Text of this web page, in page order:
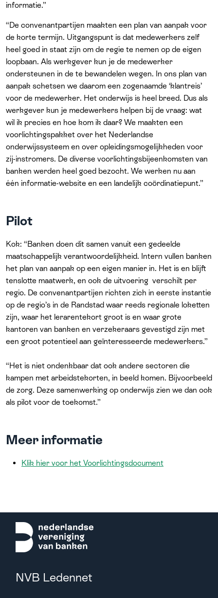
informatie.”
“De convenantpartijen maakten een plan van aanpak voor
de korte termijn. Uitgangspunt is dat medewerkers zelf
heel goed in staat zijn om de regie te nemen op de eigen
loopbaan. Als werkgever kun je de medewerker
ondersteunen in de te bewandelen wegen. In ons plan van
aanpak schetsen we daarom een zogenaamde ‘klantreis’
voor de medewerker. Het onderwijs is heel breed. Dus als
werkgever kun je medewerkers helpen bij de vraag: wat
wil ik precies en hoe kom ik daar? We maakten een
voorlichtingspakket over het Nederlandse
onderwijssysteem en over opleidingsmogelijkheden voor
zij-instromers. De diverse voorlichtingsbijeenkomsten van
banken werden heel goed bezocht. We werken nu aan
één informatie-website en een landelijk coördinatiepunt.”
Pilot
Kok: “Banken doen dit samen vanuit een gedeelde
maatschappelijk verantwoordelijkheid. Intern vullen banken
het plan van aanpak op een eigen manier in. Het is en blijft
tenslotte maatwerk, en ook de uitvoering verschilt per
regio. De convenantpartijen richten zich in eerste instantie
op de regio’s in de Randstad waar reeds regionale loketten
zijn, waar het lerarentekort groot is en waar grote
kantoren van banken en verzekeraars gevestigd zijn met
een groot potentieel aan geïnteresseerde medewerkers.”
“Het is niet ondenkbaar dat ook andere sectoren die
kampen met arbeidstekorten, in beeld komen. Bijvoorbeeld
de zorg. Deze samenwerking op onderwijs zien we dan ook
als pilot voor de toekomst.”
Meer informatie
Klik hier voor het Voorlichtingsdocument
NVB Ledennet